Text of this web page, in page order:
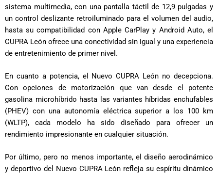
sistema multimedia, con una pantalla táctil de 12,9 pulgadas y
un control deslizante retroiluminado para el volumen del audio,
hasta su compatibilidad con Apple CarPlay y Android Auto, el
CUPRA León ofrece una conectividad sin igual y una experiencia
de entretenimiento de primer nivel.
En cuanto a potencia, el Nuevo CUPRA León no decepciona.
Con opciones de motorización que van desde el potente
gasolina microhíbrido hasta las variantes híbridas enchufables
(PHEV) con una autonomía eléctrica superior a los 100 km
(WLTP), cada modelo ha sido diseñado para ofrecer un
rendimiento impresionante en cualquier situación.
Por último, pero no menos importante, el diseño aerodinámico
y deportivo del Nuevo CUPRA León refleja su espíritu dinámico